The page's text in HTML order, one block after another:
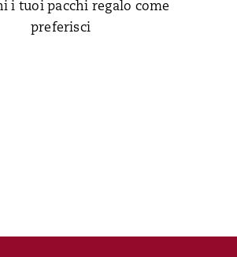
i tuoi pacchi regalo come
preferisci